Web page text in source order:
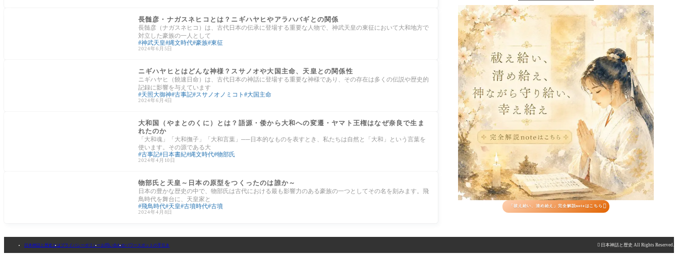
長髄彦・ナガスネヒコとは？ニギハヤヒやアラハバギとの関係
長髄彦（ナガスネヒコ）は、古代日本の伝承に登場する重要な人物で、神武天皇の東征において大和地方で
対立した豪族の一人として
神武天皇 縄文時代 豪族 東征
2024年6月5日
ニギハヤヒとはどんな神様？スサノオや大国主命、天皇との関係性
ニギハヤヒ（饒速日命）は、古代日本の神話に登場する重要な神様であり、その存在は多くの伝説や歴史的
記録に影響を与えています
天照大御神 古事記 スサノオノミコト 大国主命
2024年6月4日
大和国（やまとのくに）とは？語源・倭から大和への変遷・ヤマト王権はなぜ奈良で生ま
れたのか
「大和魂」「大和撫子」「大和言葉」──日本的なものを表すとき、私たちは自然と「大和」という言葉を
使います。その源である大
古事記 日本書紀 縄文時代 物部氏
2024年4月10日
物部氏と天皇～日本の原型をつくったのは誰か～
日本の豊かな歴史の中で、物部氏は古代における最も影響力のある豪族の一つとしてその名を刻みます。飛
鳥時代を舞台に、天皇家と
飛鳥時代 天皇 古墳時代 古墳
2024年4月8日
「祓え給い、清め給え」完全解説noteはこちら 
日本神話と歴史とはプライバシーポリシーお問い合わせパワースポットの手引き  日本神話と歴史 All Rights Reserved.